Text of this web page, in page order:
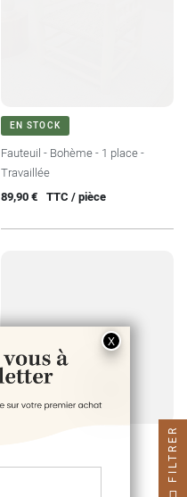
EN STOCK
Fauteuil - Bohème - 1 place -
Travaillée
Prix
89,90 € TTC / pièce
Fauteuil - Bohème III FILTRER